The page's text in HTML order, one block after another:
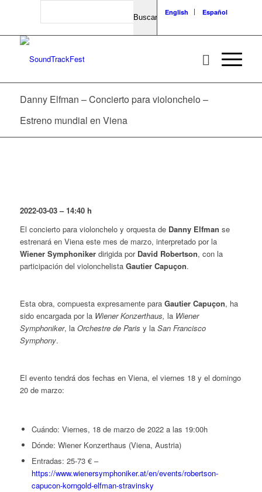
Search
English Español
Danny Elfman – Concierto para violonchelo –
Estreno mundial en Viena
2022-03-03 – 14:40 h
El concierto para violonchelo y orquesta de Danny Elfman se
estrenará en Viena este mes de marzo, interpretado por la
Wiener Symphonikerdirigida por David Robertson, con la
participación del violonchelista Gautier Capuçon.
Esta obra, compuesta expresamente para Gautier Capuçon, ha
sido encargada por la Wiener Konzerthaus, la Wiener
Symphoniker, la Orchestre de Paris y la San Francisco
Symphony.
El evento tendrá dos fechas en Viena, el viernes 18 y el domingo
20 de marzo:
Cuándo: Viernes, 18 de marzo de 2022 a las 19:00h
Dónde: Wiener Konzerthaus (Viena, Austria)
Entradas: 25-73 € –
https://www.wienersymphoniker.at/en/events/robertson-
capucon-korngold-elfman-stravinsky